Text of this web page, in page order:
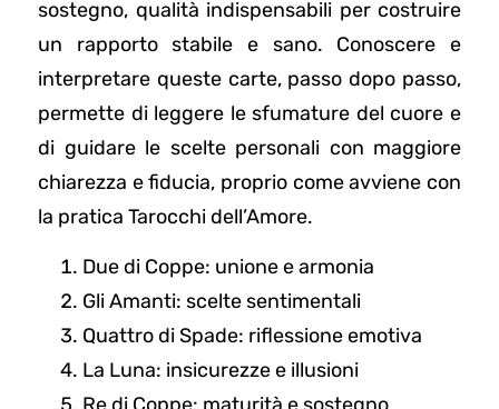
sostegno, qualità indispensabili per costruire
un rapporto stabile e sano. Conoscere e
interpretare queste carte, passo dopo passo,
permette di leggere le sfumature del cuore e
di guidare le scelte personali con maggiore
chiarezza e fiducia, proprio come avviene con
la pratica Tarocchi dell’Amore.
Due di Coppe: unione e armonia
Gli Amanti: scelte sentimentali
Quattro di Spade: riflessione emotiva
La Luna: insicurezze e illusioni